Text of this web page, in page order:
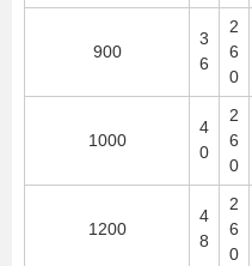
900
3
6
2
6
0
1000
4
0
2
6
0
1200
4
8
2
6
0